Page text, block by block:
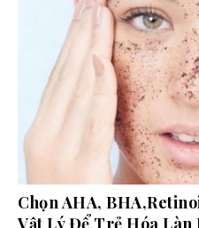
Chọn AHA,
Vật Lý Để Trẻ Hóa Làn